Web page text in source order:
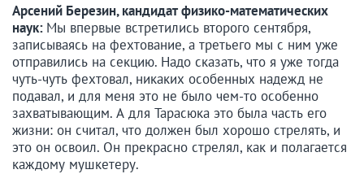
Арсений Березин, кандидат физико-математических
наук: Мы впервые встретились второго сентября,
записываясь на фехтование, а третьего мы с ним уже
отправились на секцию. Надо сказать, что я уже тогда
чуть-чуть фехтовал, никаких особенных надежд не
подавал, и для меня это не было чем-то особенно
захватывающим. А для Тарасюка это была часть его
жизни: он считал, что должен был хорошо стрелять, и
это он освоил. Он прекрасно стрелял, как и полагается
каждому мушкетеру.